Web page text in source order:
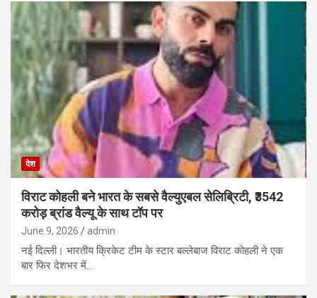
देश
विराट कोहली बने भारत के सबसे वैल्युएबल सेलिब्रिटी, ₹3542
करोड़ ब्रांड वैल्यू के साथ टॉप पर
June 9, 2026 admin
नई दिल्ली। भारतीय क्रिकेट टीम के स्टार बल्लेबाज विराट कोहली ने एक
बार फिर देशभर में…